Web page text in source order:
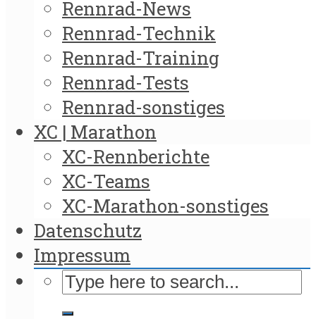
Rennrad-News
Rennrad-Technik
Rennrad-Training
Rennrad-Tests
Rennrad-sonstiges
XC | Marathon
XC-Rennberichte
XC-Teams
XC-Marathon-sonstiges
Datenschutz
Impressum